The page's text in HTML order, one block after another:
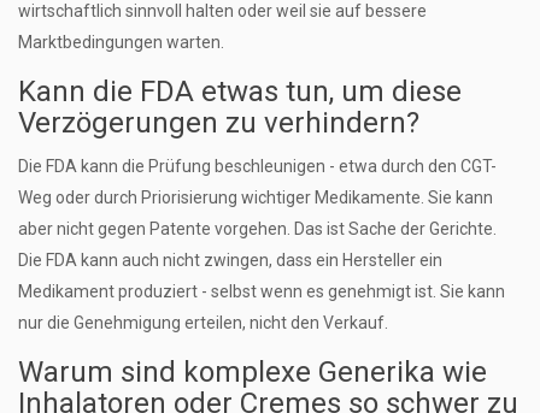
wirtschaftlich sinnvoll halten oder weil sie auf bessere
Marktbedingungen warten.
Kann die FDA etwas tun, um diese
Verzögerungen zu verhindern?
Die FDA kann die Prüfung beschleunigen - etwa durch den CGT-
Weg oder durch Priorisierung wichtiger Medikamente. Sie kann
aber nicht gegen Patente vorgehen. Das ist Sache der Gerichte.
Die FDA kann auch nicht zwingen, dass ein Hersteller ein
Medikament produziert - selbst wenn es genehmigt ist. Sie kann
nur die Genehmigung erteilen, nicht den Verkauf.
Warum sind komplexe Generika wie
Inhalatoren oder Cremes so schwer zu